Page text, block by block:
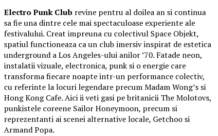
Electro Punk Club revine pentru al doilea an si continua
sa fie una dintre cele mai spectaculoase experiente ale
festivalului. Creat impreuna cu colectivul Space Objekt,
spatiul functioneaza ca un club imersiv inspirat de estetica
underground a Los Angeles-ului anilor ’70. Fatade neon,
instalatii vizuale, electronica, punk si o energie care
transforma fiecare noapte intr-un performance colectiv,
cu referinte la locuri legendare precum Madam Wong’s si
Hong Kong Cafe. Aici ii veti gasi pe britanicii The Molotovs,
punkistele coreene Sailor Honeymoon, precum si
reprezentanti ai scenei alternative locale, Getchoo si
Armand Popa.